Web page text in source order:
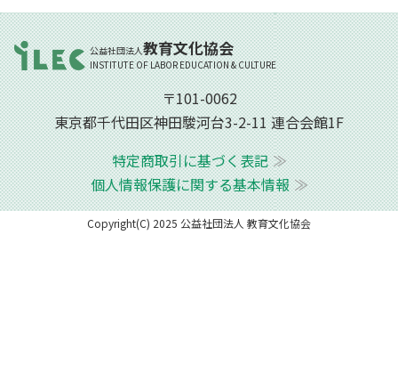
公益社団法人教育文化協会
INSTITUTE OF LABOR EDUCATION & CULTURE
〒101-0062
東京都千代田区神田駿河台3-2-11 連合会館1F
特定商取引に基づく表記
個人情報保護に関する基本情報
Copyright(C) 2025 公益社団法人 教育文化協会